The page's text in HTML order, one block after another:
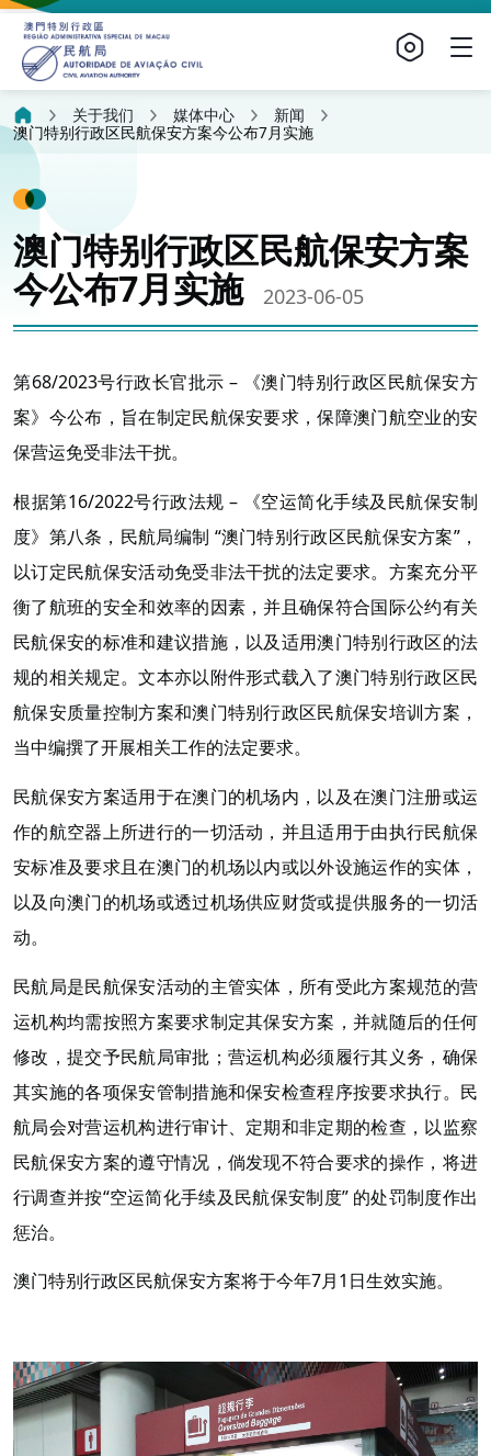
关于我们 媒体中心
新闻
澳门特别行政区民航保安方案今公布7月实施
澳门特别行政区民航保安方案
今公布7月实施
2023-06-05
第68/2023号行政长官批示 – 《澳门特别行政区民航保安方
案》今公布，旨在制定民航保安要求，保障澳门航空业的安
保营运免受非法干扰。
根据第16/2022号行政法规 – 《空运简化手续及民航保安制
度》第八条，民航局编制 “澳门特别行政区民航保安方案”，
以订定民航保安活动免受非法干扰的法定要求。方案充分平
衡了航班的安全和效率的因素，并且确保符合国际公约有关
民航保安的标准和建议措施，以及适用澳门特别行政区的法
规的相关规定。文本亦以附件形式载入了澳门特别行政区民
航保安质量控制方案和澳门特别行政区民航保安培训方案，
当中编撰了开展相关工作的法定要求。
民航保安方案适用于在澳门的机场内，以及在澳门注册或运
作的航空器上所进行的一切活动，并且适用于由执行民航保
安标准及要求且在澳门的机场以内或以外设施运作的实体，
以及向澳门的机场或透过机场供应财货或提供服务的一切活
动。
民航局是民航保安活动的主管实体，所有受此方案规范的营
运机构均需按照方案要求制定其保安方案，并就随后的任何
修改，提交予民航局审批；营运机构必须履行其义务，确保
其实施的各项保安管制措施和保安检查程序按要求执行。民
航局会对营运机构进行审计、定期和非定期的检查，以监察
民航保安方案的遵守情况，倘发现不符合要求的操作，将进
行调查并按“空运简化手续及民航保安制度” 的处罚制度作出
惩治。
澳门特别行政区民航保安方案将于今年7月1日生效实施。